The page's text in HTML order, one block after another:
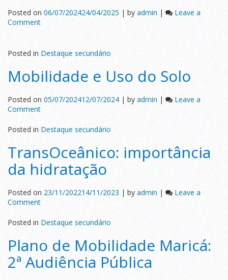
Posted on 06/07/202424/04/2025 |by admin |
Leave a
Commenton
Transoceânico,
Santo
Antonio
Pendotiba
celebram
Posted inDestaque secundário
Mobilidade e Uso do Solo
Posted on05/07/202412/07/2024 |byadmin|
Leave a
Commenton
Mobilidade
e
Uso
do
Solo
Posted inDestaque secundário
TransOceânico: importância
da hidratação
Posted on23/11/202214/11/2023 |byadmin |
Leave a
Commenton
TransOceânico:
importância
da
hidratação
Posted inDestaque secundário
Plano de Mobilidade Maricá:
2ª Audiência Pública